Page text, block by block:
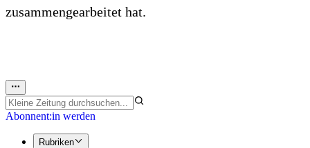
zusammengearbeitet hat.
Abonnent:in werden
Rubriken